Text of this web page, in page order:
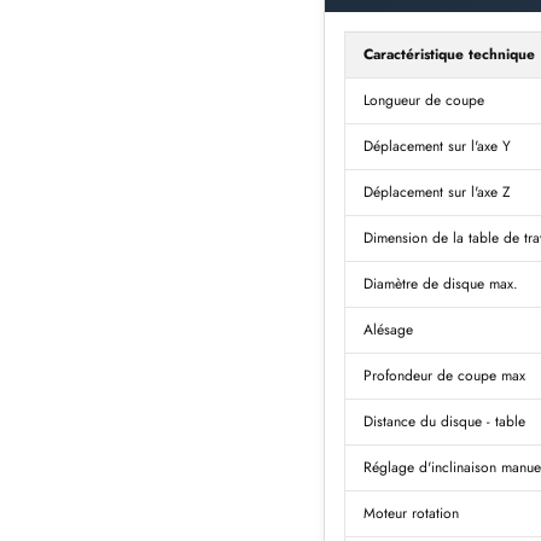
Caractéristique technique
Longueur de coupe
Déplacement sur l'axe Y
Déplacement sur l'axe Z
Dimension de la table de
Diamètre de disque max.
Alésage
Profondeur de coupe max
Distance du disque - table
Réglage d'inclinaison
Moteur rotation